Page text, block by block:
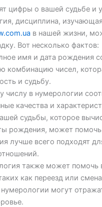
цифры о вашей судьбе и
дисциплина,
в нашей жизни,
Вот несколько фактов:
имя и дата рождения
комбинацию чисел,
и судьбу.
числу в нумерологии
качества и
судьбы, которое
рождения, может помочь
лучше всего подходят
также может помочь
как переезд или
могут